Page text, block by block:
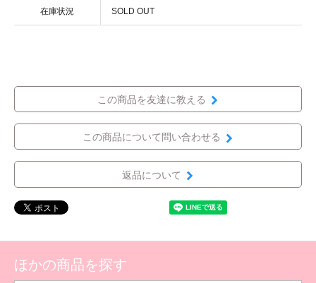
在庫状況 SOLD OUT
この商品を友達に教える
この商品について問い合わせる
返品について
ほかの商品を探す